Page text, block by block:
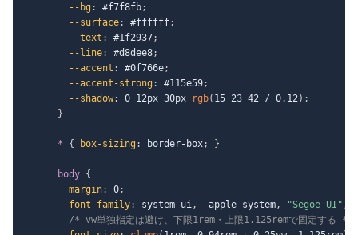
--bg: #f7f8fb;
--surface: #ffffff;
--text : #1f2937;
--line: #d8dee8;
--accent : #0f766e;
--accent-strong: #115e59;
--shadow: 0 12px 30px rgb( 15 23 42 / 0.12) ;
}
* { box-sizing: border-box; }
body {
margin: 0;
font-family: system-ui, -apple-system, "Segoe UI" ,
/* vw単独指定は避け、下限1rem・上限1.125remで固定する */